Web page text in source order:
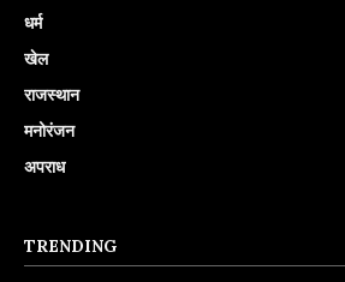
धर्म
खेल
राजस्थान
मनोरंजन
अपराध
TRENDING